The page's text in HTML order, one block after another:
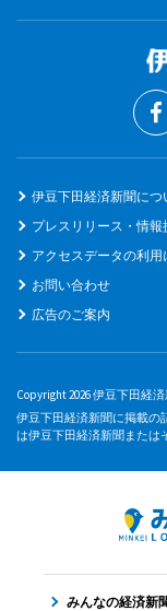
伊豆下田経済新聞につ
プレスリリース・情報
アクセスデータの利用
お問い合わせ
広告のご案内
Copyright 2026 伊豆下田経
伊豆下田経済新聞に掲載の
は伊豆下田経済新聞または
みんなの経済新